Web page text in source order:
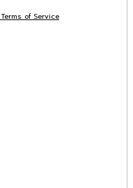
Terms of Service